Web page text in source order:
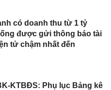
có doanh thu từ 1 tỷ
được gửi thông báo tài
tử chậm nhất đến
KTBĐS: Phụ lục Bảng kê